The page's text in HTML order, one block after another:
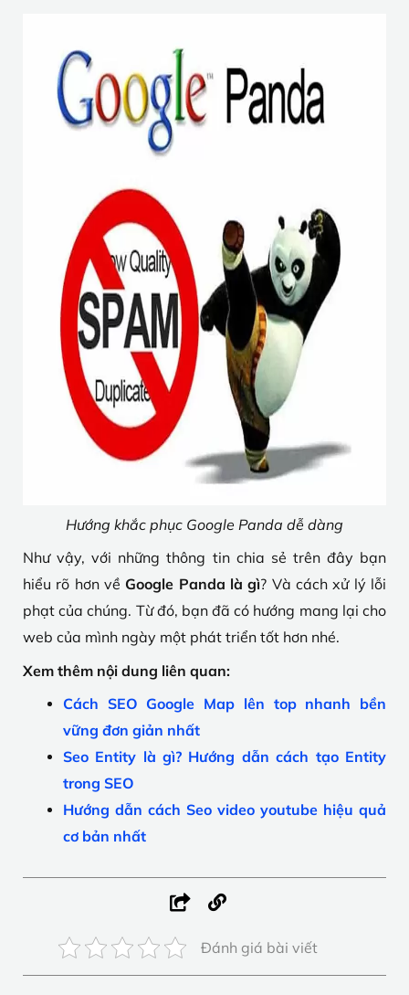
Hướng khắc phục Google Panda dễ dàng
Như vậy, với những thông tin chia sẻ trên đây bạn
hiểu rõ hơn về Google Panda là gì? Và cách xử lý lỗi
phạt của chúng. Từ đó, bạn đã có hướng mang lại cho
web của mình ngày một phát triển tốt hơn nhé.
Xem thêm nội dung liên quan:
Cách SEO Google Map lên top nhanh bền
vững đơn giản nhất
Seo Entity là gì? Hướng dẫn cách tạo Entity
trong SEO
Hướng dẫn cách Seo video youtube hiệu quả
cơ bản nhất
Đánh giá bài viết